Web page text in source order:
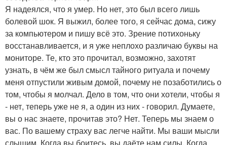
Я надеялся, что я умер. Но нет, это был всего лишь
болевой шок. Я выжил, более того, я сейчас дома, сижу
за компьютером и пишу всё это. Зрение потихоньку
восстанавливается, и я уже неплохо различаю буквы на
мониторе. Те, кто это прочитал, возможно, захотят
узнать, в чём же был смысл тайного ритуала и почему
меня отпустили живым домой, почему не позаботились о
том, чтобы я молчал. Дело в том, что они хотели, чтобы я
- нет, теперь уже не я, а один из них - говорил. Думаете,
вы о нас знаете, прочитав это? Нет. Теперь мы знаем о
вас. По вашему страху вас легче найти. Мы ваши мысли
слышим. Когда вы боитесь, вы даёте нам силы. Когда